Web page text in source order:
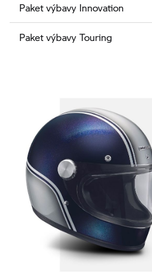
Paket výbavy Innovation
Paket výbavy Touring